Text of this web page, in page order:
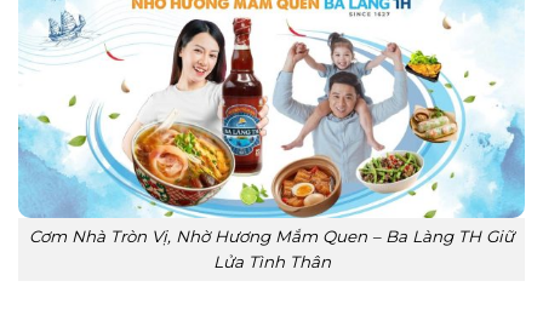
Cơm Nhà Tròn Vị, Nhờ Hương Mắm Quen – Ba Làng TH Giữ
Lửa Tình Thân